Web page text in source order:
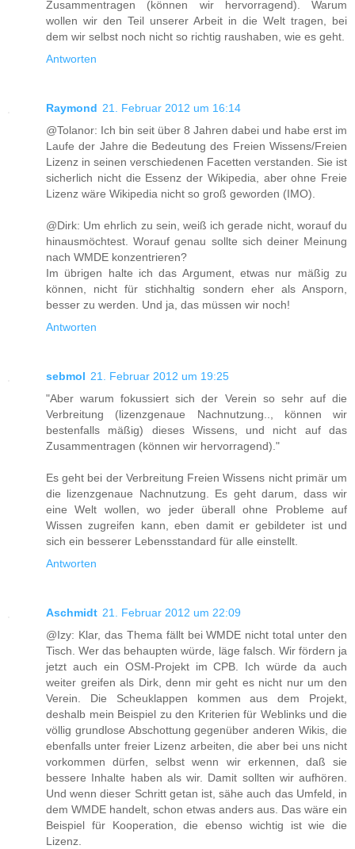
Zusammentragen (können wir hervorragend). Warum
wollen wir den Teil unserer Arbeit in die Welt tragen, bei
dem wir selbst noch nicht so richtig raushaben, wie es geht.
Antworten
Raymond 21. Februar 2012 um 16:14
@Tolanor: Ich bin seit über 8 Jahren dabei und habe erst im
Laufe der Jahre die Bedeutung des Freien Wissens/Freien
Lizenz in seinen verschiedenen Facetten verstanden. Sie ist
sicherlich nicht die Essenz der Wikipedia, aber ohne Freie
Lizenz wäre Wikipedia nicht so groß geworden (IMO).
@Dirk: Um ehrlich zu sein, weiß ich gerade nicht, worauf du
hinausmöchtest. Worauf genau sollte sich deiner Meinung
nach WMDE konzentrieren?
Im übrigen halte ich das Argument, etwas nur mäßig zu
können, nicht für stichhaltig sondern eher als Ansporn,
besser zu werden. Und ja, das müssen wir noch!
Antworten
sebmol 21. Februar 2012 um 19:25
"Aber warum fokussiert sich der Verein so sehr auf die
Verbreitung (lizenzgenaue Nachnutzung.., können wir
bestenfalls mäßig) dieses Wissens, und nicht auf das
Zusammentragen (können wir hervorragend)."
Es geht bei der Verbreitung Freien Wissens nicht primär um
die lizenzgenaue Nachnutzung. Es geht darum, dass wir
eine Welt wollen, wo jeder überall ohne Probleme auf
Wissen zugreifen kann, eben damit er gebildeter ist und
sich ein besserer Lebensstandard für alle einstellt.
Antworten
Aschmidt 21. Februar 2012 um 22:09
@Izy: Klar, das Thema fällt bei WMDE nicht total unter den
Tisch. Wer das behaupten würde, läge falsch. Wir fördern ja
jetzt auch ein OSM-Projekt im CPB. Ich würde da auch
weiter greifen als Dirk, denn mir geht es nicht nur um den
Verein. Die Scheuklappen kommen aus dem Projekt,
deshalb mein Beispiel zu den Kriterien für Weblinks und die
völlig grundlose Abschottung gegenüber anderen Wikis, die
ebenfalls unter freier Lizenz arbeiten, die aber bei uns nicht
vorkommen dürfen, selbst wenn wir erkennen, daß sie
bessere Inhalte haben als wir. Damit sollten wir aufhören.
Und wenn dieser Schritt getan ist, sähe auch das Umfeld, in
dem WMDE handelt, schon etwas anders aus. Das wäre ein
Beispiel für Kooperation, die ebenso wichtig ist wie die
Lizenz.